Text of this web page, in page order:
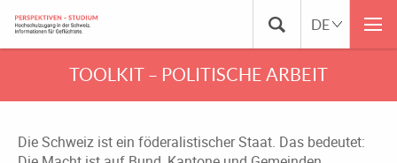
TOOLKIT – POLITISCHE ARBEIT
Die Schweiz ist ein föderalistischer Staat. Das bedeutet: